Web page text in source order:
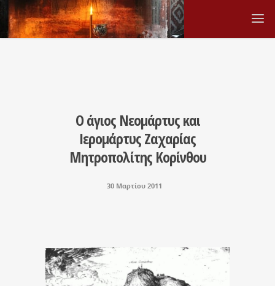
Ο άγιος Νεομάρτυς και
Ιερομάρτυς Ζαχαρίας
Μητροπολίτης Κορίνθου
30 Μαρτίου 2011